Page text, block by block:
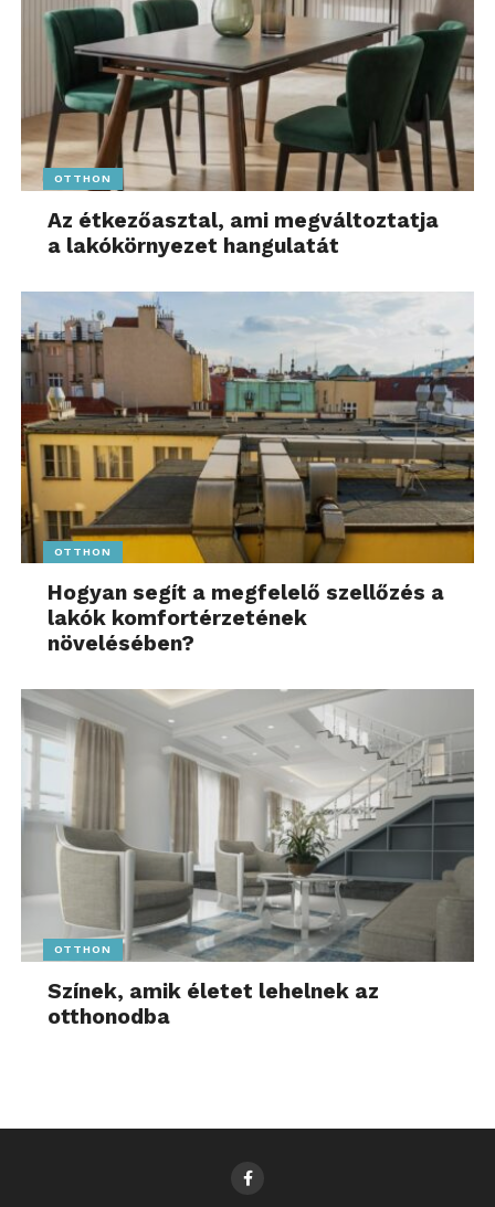
OTTHON
Az étkezőasztal, ami megváltoztatja
a lakókörnyezet hangulatát
OTTHON
Hogyan segít a megfelelő szellőzés a
lakók komfortérzetének
növelésében?
OTTHON
Színek, amik életet lehelnek az
otthonodba